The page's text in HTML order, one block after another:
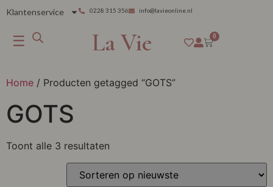
Klantenservice 0228 315 356 info@lavieonline.nl
☰ La Vie 0
Home / Producten getagged “GOTS”
GOTS
Toont alle 3 resultaten